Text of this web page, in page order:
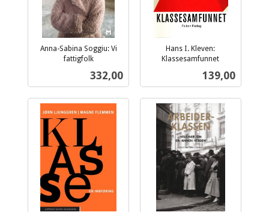
Anna-Sabina Soggiu: Vi
fattigfolk
Pris
332,00
Hans I. Kleven:
Klassesamfunnet
Pris
139,00